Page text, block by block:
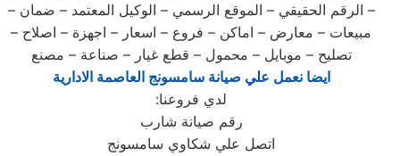
– الرقم الحقيقي – الموقع الرسمي – الوكيل المعتمد – ضمان –
مبيعات – معارض – اماكن – فروع – اسعار – اجهزة – اصلاح –
تصليح – موبايل – محمول – قطع غيار – صناعة – مصنع
ايضا نعمل علي صيانة سامسونج العاصمة الادارية
لدي فروعنا:
رقم صيانة شارب
اتصل علي شكاوي سامسونج